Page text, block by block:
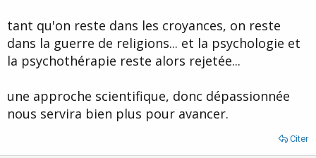
tant qu'on reste dans les croyances, on reste
dans la guerre de religions... et la psychologie et
la psychothérapie reste alors rejetée...
une approche scientifique, donc dépassionnée
nous servira bien plus pour avancer.
Citer